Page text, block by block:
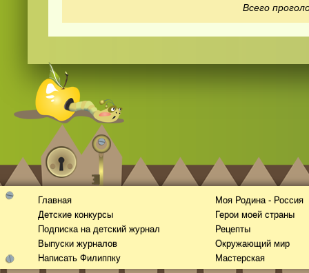
Всего
Главная
Детские конкурсы
Подписка на детский журнал
Выпуски журналов
Написать Филиппку
Моя Родина - Россия
Герои моей страны
Рецепты
Окружающий мир
Мастерская
Смотретьвидео